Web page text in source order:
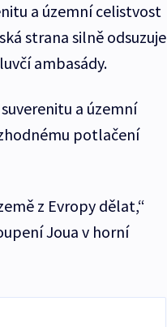
a územní celistvost
strana silně odsuzuje
ambasády.
a územní
potlačení
z Evropy dělat,“
Joua v horní